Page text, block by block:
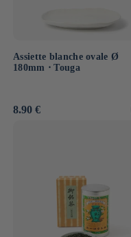
Assiette blanche ovale Ø
180mm ⋅ Touga
Prix
8.90 €